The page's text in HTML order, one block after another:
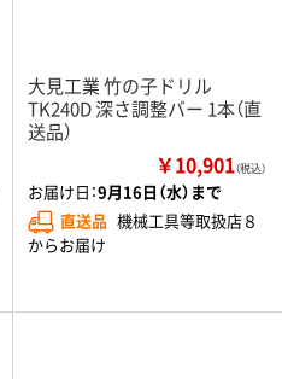
大見工業 竹の子ドリル
TK240D 深さ調整バー 1本（直
送品）
￥10,901（税込）
お届け日：9月16日（水）まで
直送品 機械工具等取扱店８
からお届け